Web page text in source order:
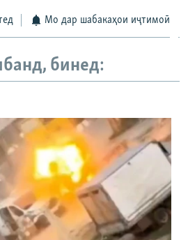
RL
Мо дар шабакаҳои иҷтимоӣ
бинед: